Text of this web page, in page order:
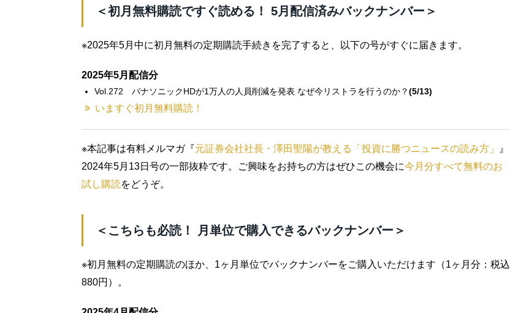
＜初月無料購読ですぐ読める！ 5月配信済みバックナンバー＞
※2025年5月中に初月無料の定期購読手続きを完了すると、以下の号がすぐに届きます。
2025年5月配信分
Vol.272 パナソニックHDが1万人の人員削減を発表 なぜ今リストラを行うのか？(5/13)
いますぐ初月無料購読！
※本記事は有料メルマガ『元証券会社社長・澤田聖陽が教える「投資に勝つニュースの読み方」
』
2024年5月13日号の一部抜粋です。ご興味をお持ちの方はぜひこの機会に今月分すべて無料のお
試し購読をどうぞ。
＜こちらも必読！ 月単位で購入できるバックナンバー＞
※初月無料の定期購読のほか、1ヶ月単位でバックナンバーをご購入いただけます（1ヶ月分：税込
880円）。